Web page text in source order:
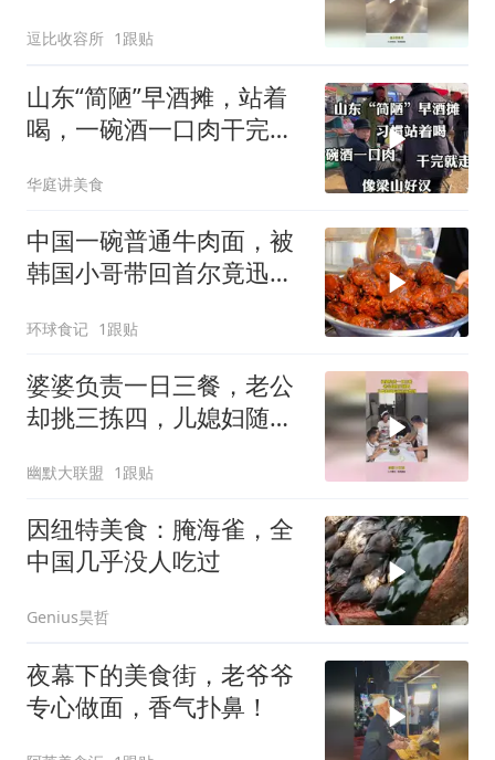
逗比收容所 1跟贴
山东“简陋”早酒摊，站着
喝，一碗酒一口肉干完就
华庭讲美食
中国一碗普通牛肉面，被
韩国小哥带回首尔竟迅速
环球食记 1跟贴
婆婆负责一日三餐，老公
却挑三拣四，儿媳妇随后
幽默大联盟 1跟贴
因纽特美食：腌海雀，全
中国几乎没人吃过
Genius昊哲
夜幕下的美食街，老爷爷
专心做面，香气扑鼻！